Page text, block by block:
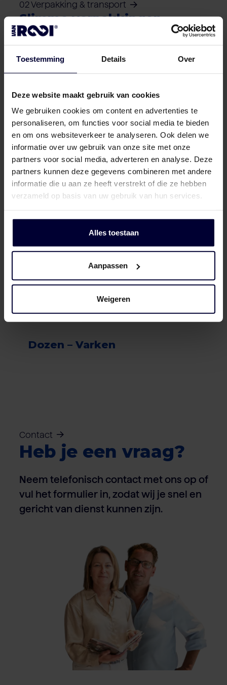
Toestemming Details Over
Deze website maakt gebruik van cookies
We gebruiken cookies om content en advertenties te
personaliseren, om functies voor social media te bieden
en om ons websiteverkeer te analyseren. Ook delen we
informatie over uw gebruik van onze site met onze
partners voor social media, adverteren en analyse. Deze
partners kunnen deze gegevens combineren met andere
informatie die u aan ze heeft verstrekt of die ze hebben
verzameld op basis van uw gebruik van hun services.
Alles toestaan
Aanpassen
Weigeren
02 Verpakking & transport
Slimme verpakkingen
Selecteer één van onze slimme verpakkings-
en transport-oplossingen die het beste
aansluiten bij uw logistieke wensen.
Verpakking (bevroren) (< 18ºC)
Dozen – Varken
Contact
Heb je een vraag?
Neem telefonisch contact met ons op of
vul het formulier in, zodat wij je snel en
gericht van dienst kunnen zijn.